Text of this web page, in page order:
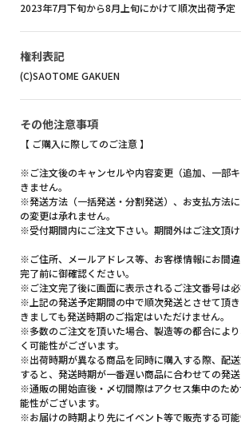
2023年7月下旬から8月上旬にかけて順次出荷予定
権利表記
(C)SAOTOME GAKUEN
その他注意事項
【 ご購入に際してのご注意 】
※ご注文後のキャンセルや内容変更（追加、一部
きません。
※発送方法（一括発送・分割発送）、お支払方法
の変更は承れません。
※受付期間内にご注文下さい。期間外はご注文頂け
※ご住所、メールアドレス等、お客様情報にお間
完了前に御確認ください。
※ご注文完了後に画面に表示されるご注文番号は必
※上記の発送予定期間の中で順次発送とさせて頂
きましても発送時期のご指定はいただけません。
※多数のご注文を頂いた場合、製造等の都合によ
く可能性がございます。
※出荷時期が異なる商品を同時に購入する際、配
すると、発送時期が一番遅い商品に合わせての発送
※通販の開始直後・〆切間際はアクセス集中のた
能性がございます。
※お届けの時期より先にイベント等で販売する可能